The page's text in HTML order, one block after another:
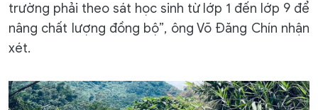
trường phải theo sát học sinh từ lớp 1 đến lớp 9 để
nâng chất lượng đồng bộ”, ông Võ Đăng Chín nhận
xét.